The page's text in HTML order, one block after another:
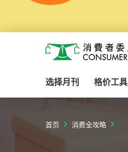
消费者委员会
选择月刊 格价工具
首页 消费全攻略